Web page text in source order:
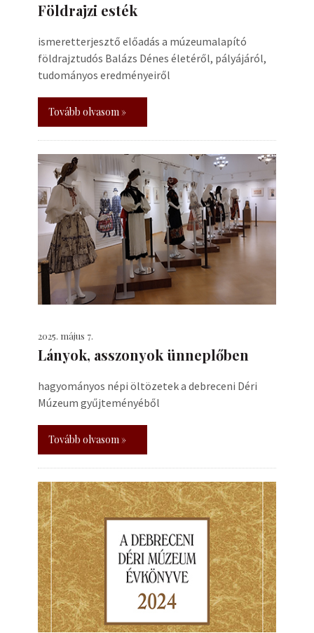
Földrajzi esték
ismeretterjesztő előadás a múzeumalapító
földrajztudós Balázs Dénes életéről, pályájáról,
tudományos eredményeiről
Tovább olvasom »
2025. május 7.
Lányok, asszonyok ünneplőben
hagyományos népi öltözetek a debreceni Déri
Múzeum gyűjteményéből
Tovább olvasom »